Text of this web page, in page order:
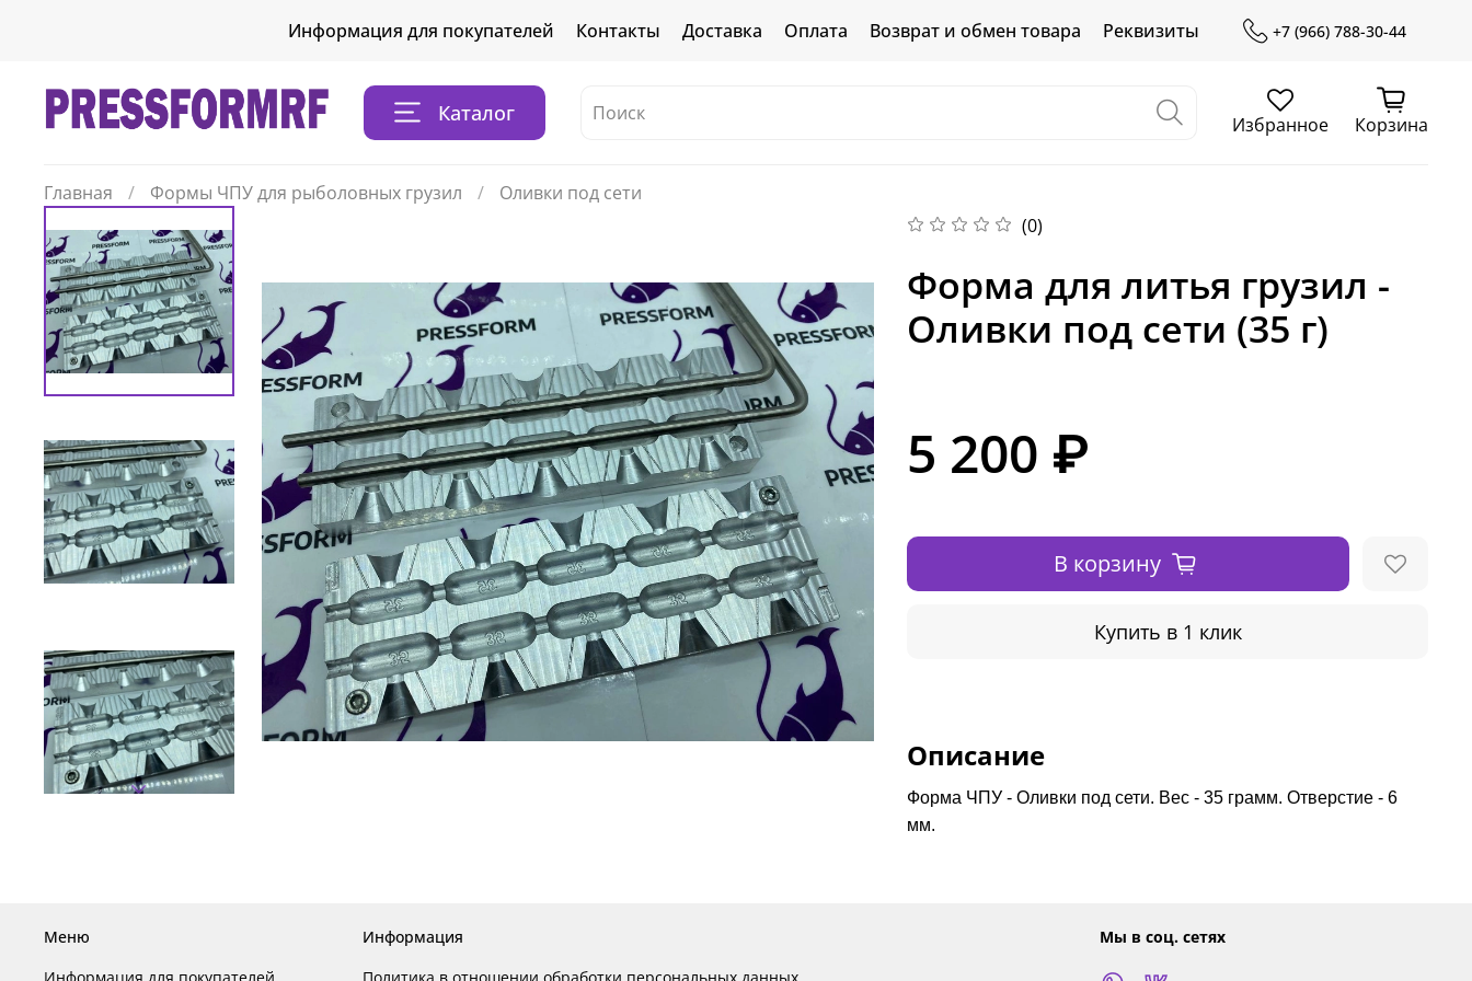
Информация для покупателей Контакты Доставка Оплата Возврат и обмен товара Реквизиты +7 (966) 788-30-44
Каталог Избранное Корзина
Главная Формы ЧПУ для рыболовных грузил
Оливки под сети
(0)
Форма для литья грузил -
Оливки под сети (35 г)
5 200 ₽
В корзину
Купить в 1 клик
Описание
Форма ЧПУ - Оливки под сети. Вес - 35 грамм. Отверстие - 6
мм.
Меню
Информация
Мы в соц. сетях